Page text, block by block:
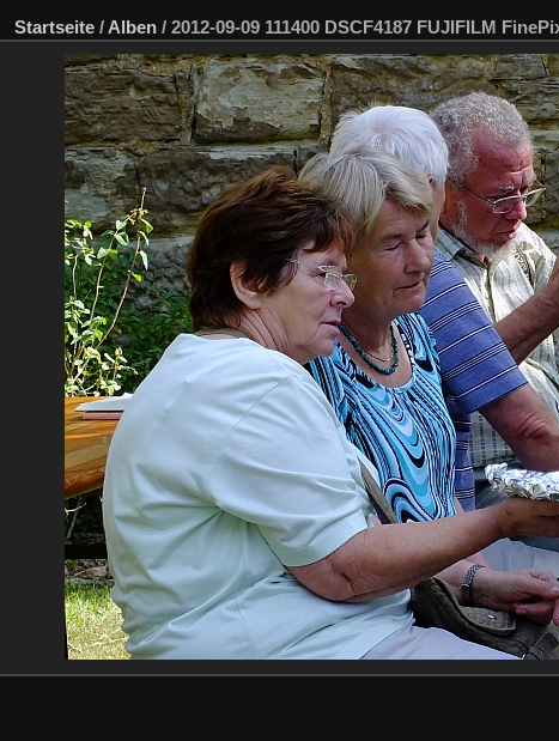
Startseite / Alben / 2012-09-09 111400 DSCF4187 FUJIFILM